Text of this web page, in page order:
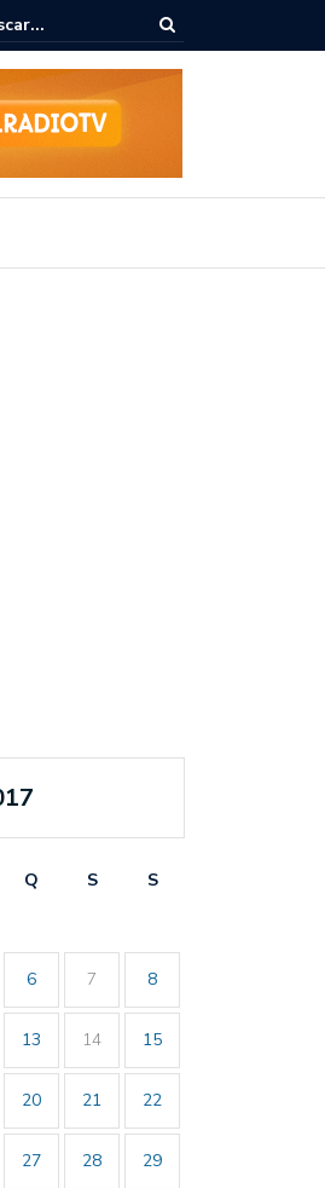
de Coimbra sobre parcerias para
Q S
S
6 7 8
13 14 15
20 21 22
27 28 29